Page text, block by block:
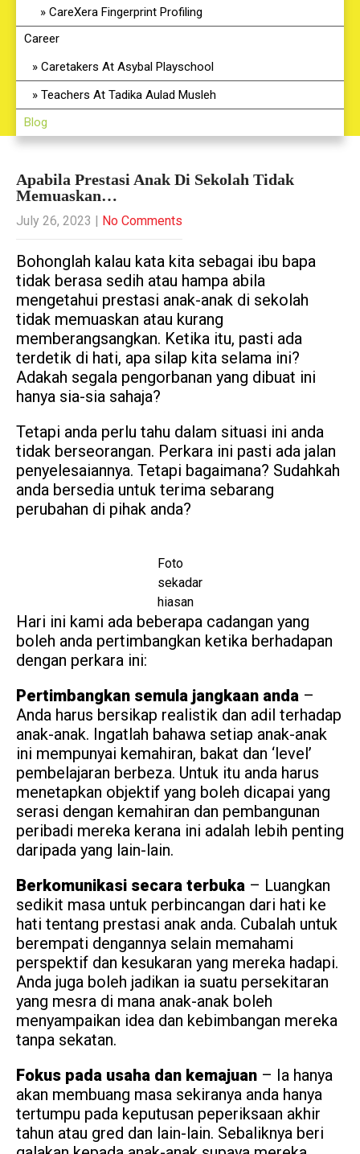
CareXera Fingerprint Profiling
Career
Caretakers At Asybal Playschool
Teachers At Tadika Aulad Musleh
Blog
Apabila Prestasi Anak Di Sekolah Tidak
Memuaskan…
July 26, 2023 | No Comments
Bohonglah kalau kata kita sebagai ibu bapa
tidak berasa sedih atau hampa abila
mengetahui prestasi anak-anak di sekolah
tidak memuaskan atau kurang
memberangsangkan. Ketika itu, pasti ada
terdetik di hati, apa silap kita selama ini?
Adakah segala pengorbanan yang dibuat ini
hanya sia-sia sahaja?
Tetapi anda perlu tahu dalam situasi ini anda
tidak berseorangan. Perkara ini pasti ada jalan
penyelesaiannya. Tetapi bagaimana? Sudahkah
anda bersedia untuk terima sebarang
perubahan di pihak anda?
Foto
sekadar
hiasan
Hari ini kami ada beberapa cadangan yang
boleh anda pertimbangkan ketika berhadapan
dengan perkara ini:
Pertimbangkan semula jangkaan anda –
Anda harus bersikap realistik dan adil terhadap
anak-anak. Ingatlah bahawa setiap anak-anak
ini mempunyai kemahiran, bakat dan ‘level’
pembelajaran berbeza. Untuk itu anda harus
menetapkan objektif yang boleh dicapai yang
serasi dengan kemahiran dan pembangunan
peribadi mereka kerana ini adalah lebih penting
daripada yang lain-lain.
Berkomunikasi secara terbuka – Luangkan
sedikit masa untuk perbincangan dari hati ke
hati tentang prestasi anak anda. Cubalah untuk
berempati dengannya selain memahami
perspektif dan kesukaran yang mereka hadapi.
Anda juga boleh jadikan ia suatu persekitaran
yang mesra di mana anak-anak boleh
menyampaikan idea dan kebimbangan mereka
tanpa sekatan.
Fokus pada usaha dan kemajuan – Ia hanya
akan membuang masa sekiranya anda hanya
tertumpu pada keputusan peperiksaan akhir
tahun atau gred dan lain-lain. Sebaliknya beri